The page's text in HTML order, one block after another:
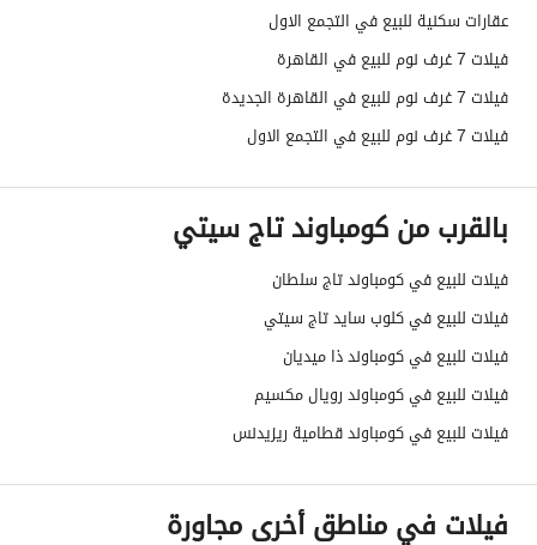
عقارات سكنية للبيع في التجمع الاول
فيلات 7 غرف نوم للبيع في القاهرة
فيلات 7 غرف نوم للبيع في القاهرة الجديدة
فيلات 7 غرف نوم للبيع في التجمع الاول
بالقرب من كومباوند تاج سيتي
فيلات للبيع في كومباوند تاج سلطان
فيلات للبيع في كلوب سايد تاج سيتي
فيلات للبيع في كومباوند ذا ميديان
فيلات للبيع في كومباوند رويال مكسيم
فيلات للبيع في كومباوند قطامية ريزيدنس
فيلات في مناطق أخرى مجاورة